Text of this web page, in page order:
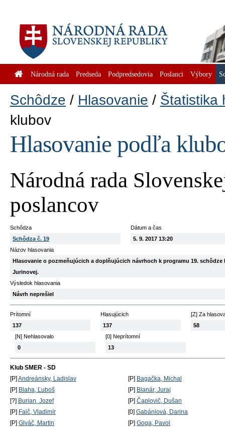
Národná rada Predseda Podpredsedovia Poslanci Výbory
Schôdze Hlasovanie
Štatistika
klubov
Hlasovanie podľa
Národná rada
poslancov
Schôdza
Schôdza č. 19
Dátum a čas
5. 9. 2017 13:20
Názov hlasovania
Hlasovanie o pozmeňujúcich a doplňujúcich návrhoch k programu 19. schôdze
Jurinovej.
Výsledok hlasovania
Návrh neprešiel
Prítomní
137
Hlasujúcich
137
[Z] Za
58
[N] Nehlasovalo
0
[0] Neprítomní
13
Klub SMER - SD
[P] Andreánsky, Ladislav [P] Bagačka, Michal
[P] Blaha, Ľuboš [P] Blanár, Juraj
[?] Burian, Jozef [P] Čaplovič, Dušan
[P] Faič, Vladimír [0] Gabániová, Darina
[P] Glváč, Martin [P] Goga, Pavol